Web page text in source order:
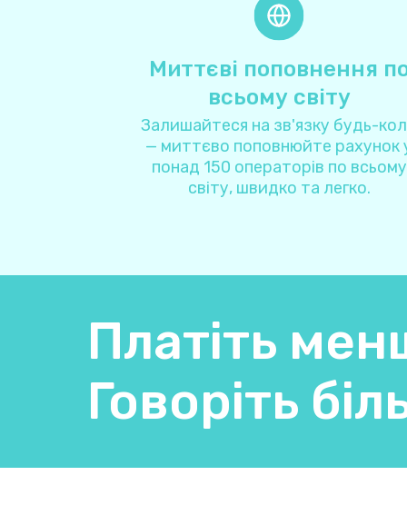
Миттєві поповнення
всьому світу
Залишайтеся на зв'язку будь-
— миттєво поповнюйте рахунок
понад 150 операторів по всьому
світу, швидко та легко.
Платіть
Говоріть